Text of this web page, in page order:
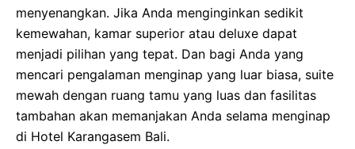
menyenangkan. Jika Anda menginginkan sedikit
kemewahan, kamar superior atau deluxe dapat
menjadi pilihan yang tepat. Dan bagi Anda yang
mencari pengalaman menginap yang luar biasa, suite
mewah dengan ruang tamu yang luas dan fasilitas
tambahan akan memanjakan Anda selama menginap
di Hotel Karangasem Bali.